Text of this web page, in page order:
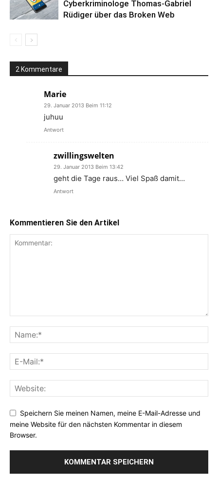
Cyberkriminologe Thomas-Gabriel
Rüdiger über das Broken Web
2 Kommentare
Marie
29. Januar 2013 Beim 11:12
juhuu
Antwort
zwillingswelten
29. Januar 2013 Beim 13:42
geht die Tage raus… Viel Spaß damit…
Antwort
Kommentieren Sie den Artikel
Speichern Sie meinen Namen, meine E-Mail-Adresse und
meine Website für den nächsten Kommentar in diesem
Browser.